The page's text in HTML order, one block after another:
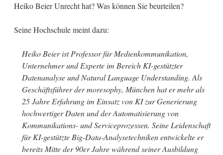
Heiko Beier Unrecht hat? Was können Sie beurteilen?
Seine Hochschule meint dazu:
Heiko Beier ist Professor für Medienkommunikation,
Unternehmer und Experte im Bereich KI-gestützter
Datenanalyse und Natural Language Understanding. Als
Geschäftsführer der moresophy, München hat er mehr als
25 Jahre Erfahrung im Einsatz von KI zur Generierung
hochwertiger Daten und der Automatisierung von
Kommunikations- und Serviceprozessen. Seine Leidenschaft
für KI-gestützte Big-Data-Analysetechniken entwickelte er
bereits Mitte der 90er Jahre während seiner Ausbildung